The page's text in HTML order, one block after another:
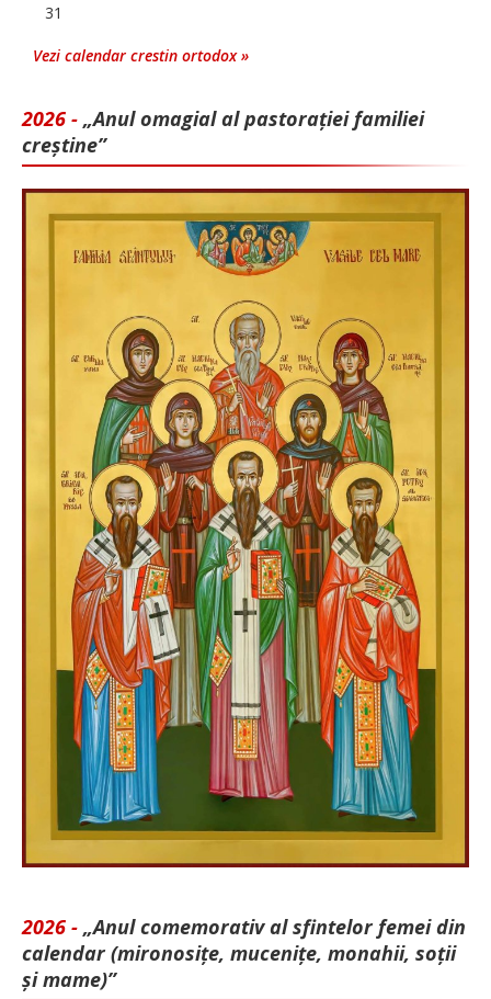
31
Vezi calendar crestin ortodox »
2026 - „Anul omagial al pastorației familiei
creștine”
2026 - „Anul comemorativ al sfintelor femei din
calendar (mironosițe, mu­cenițe, monahii, soții
și mame)”